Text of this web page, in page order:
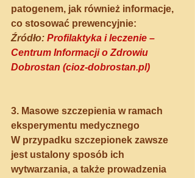
patogenem, jak również informacje,
co stosować prewencyjnie:
Źródło: Profilaktyka i leczenie –
Centrum Informacji o Zdrowiu
Dobrostan (cioz-dobrostan.pl)
3. Masowe szczepienia w ramach
eksperymentu medycznego
W przypadku szczepionek zawsze
jest ustalony sposób ich
wytwarzania, a także prowadzenia